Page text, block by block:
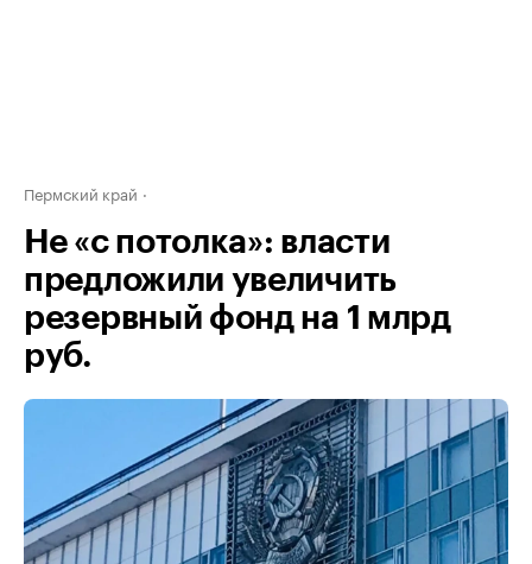
Пермский край
Не «с потолка»: власти
предложили увеличить
резервный фонд на 1 млрд
руб.